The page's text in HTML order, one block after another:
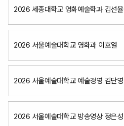
2026 세종대학교 영화예술학과 김선율
2026 서울예술대학교 영화과 이호열
2026 서울예술대학교 예술경영 김단영
2026 서울예술대학교 방송영상 정은성